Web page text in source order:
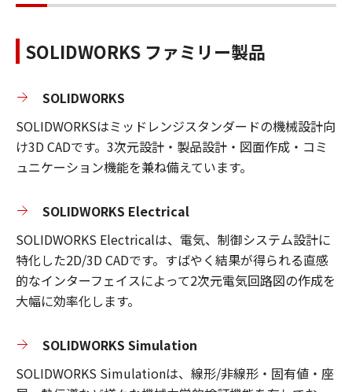
SOLIDWORKS ファミリー製品
SOLIDWORKS
SOLIDWORKSはミッドレンジスタンダードの機械設計向
け3D CADです。3次元設計・製品設計・図面作成・コミ
ュニケーション機能を兼ね備えています。
SOLIDWORKS Electrical
SOLIDWORKS Electricalは、電気、制御システム設計に
特化した2D/3D CADです。すばやく結果が得られる直感
的なインターフェイスによって2次元電気回路図の作成を
大幅に効率化します。
SOLIDWORKS Simulation
SOLIDWORKS Simulationは、線形/非線形・固有値・座